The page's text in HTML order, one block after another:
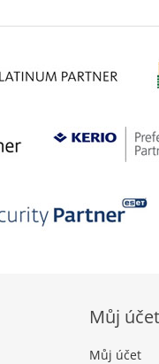
Můj účet
Můj účet